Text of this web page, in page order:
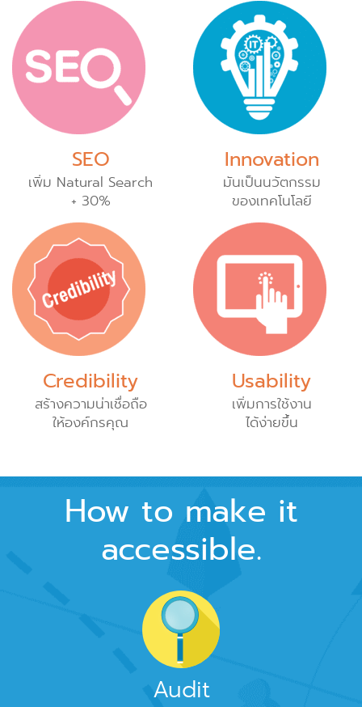
SEO
เพิ่ม Natural Search
+ 30%
Innovation
มันเป็นนวัตกรรม
ของเทคโนโลยี
Credibility
สร้างความน่าเชื่อถือ
ให้องค์กรคุณ
Usability
เพิ่มการใช้งาน
ได้ง่ายขึ้น
How to make it
accessible.
Audit